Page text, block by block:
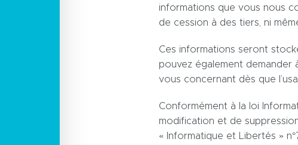
informations que vous nous
de cession à des tiers, ni
Ces informations seront
pouvez également demander
vous concernant dès que
Conformément à la loi
modification et de
« Informatique et Libertés »